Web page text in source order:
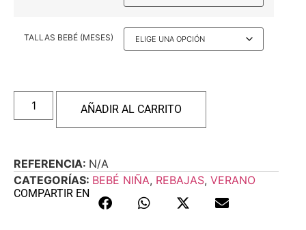
TALLAS BEBÉ (MESES)
AÑADIR AL CARRITO
REFERENCIA: N/A
CATEGORÍAS: BEBÉ NIÑA, REBAJAS, VERANO
COMPARTIR EN